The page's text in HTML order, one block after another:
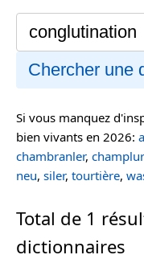
Chercher une
Si vous manquez
bien vivants en 2026:
chambranler,
neu, siler, tourtière,
Total de 1
dictionnaires